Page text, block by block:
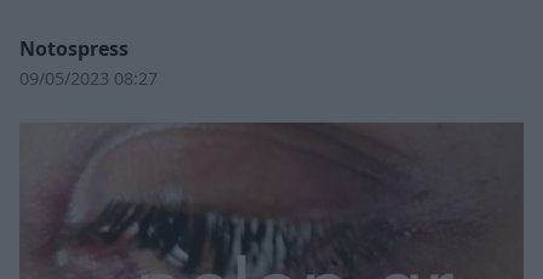
Notospress
09/05/2023 08:27